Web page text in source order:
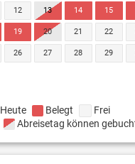
12 13 14 15
19 20 21 22
26 27 28 29
Heute Belegt
Frei
Abreisetag können